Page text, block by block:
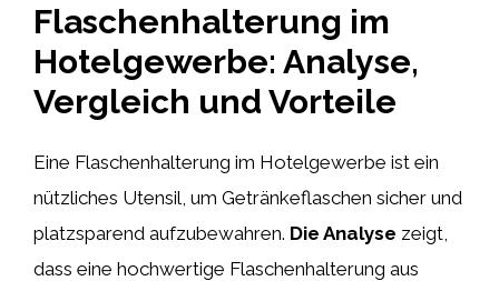
Flaschenhalterung im
Hotelgewerbe: Analyse,
Vergleich und Vorteile
Eine Flaschenhalterung im Hotelgewerbe ist ein
nützliches Utensil, um Getränkeflaschen sicher und
platzsparend aufzubewahren. Die Analyse zeigt,
dass eine hochwertige Flaschenhalterung aus